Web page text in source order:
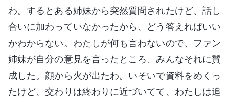
わ。するとある姉妹から突然質問されたけど、話し
合いに加わっていなかったから、どう答えればいい
かわからない。わたしが何も言わないので、ファン
姉妹が自分の意見を言ったところ、みんなそれに賛
成した。顔から火が出たわ。いそいで資料をめくっ
たけど、交わりは終わりに近づいてて、わたしは追